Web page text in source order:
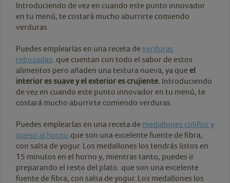
Introduciendo de vez en cuando este punto innovador
en tu menú, te costará mucho aburrirte comiendo
verduras.
Puedes emplearlas en una receta deverduras
rebozadas, que cuentan con todo el sabor de estos
alimentos pero añaden una textura nueva, ya que el
interior es suave y el exterior es crujiente. Introduciendo
de vez en cuando este punto innovador en tu menú, te
costará mucho aburrirte comiendo verduras.
Puedes emplearlas en una receta de medallones coliflor y
queso al horno,que son una excelente fuente de fibra,
con salsa de yogur. Los medallones los tendrás listos en
15 minutos en el horno y, mientras tanto, puedes ir
preparando el resto del plato. que son una excelente
fuente de fibra, con salsa de yogur. Los medallones los